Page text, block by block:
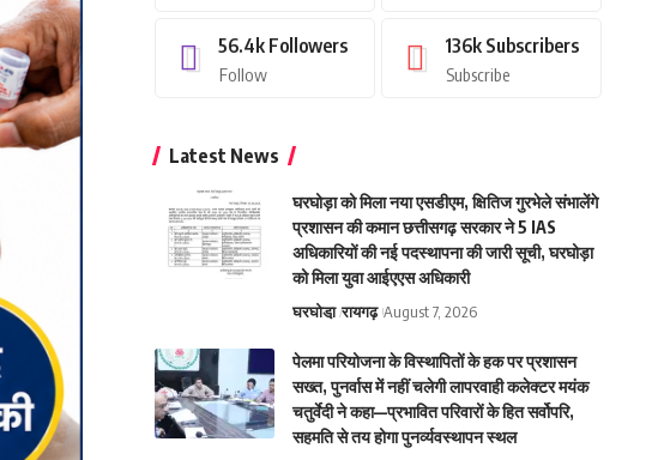
56.4k Followers
Follow
136k Subscribers
Subscribe
Latest News
घरघोड़ा को मिला नया एसडीएम, क्षितिज गुरभेले संभालेंगे
प्रशासन की कमान छत्तीसगढ़ सरकार ने 5 IAS
अधिकारियों की नई पदस्थापना की जारी सूची, घरघोड़ा
को मिला युवा आईएएस अधिकारी
घरघोडा़ रायगढ़ August 7, 2026
पेलमा परियोजना के विस्थापितों के हक पर प्रशासन
सख्त, पुनर्वास में नहीं चलेगी लापरवाही कलेक्टर मयंक
चतुर्वेदी ने कहा—प्रभावित परिवारों के हित सर्वोपरि,
सहमति से तय होगा पुनर्व्यवस्थापन स्थल